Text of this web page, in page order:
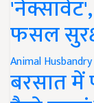
फसल
Animal Husbandry
बरसात में